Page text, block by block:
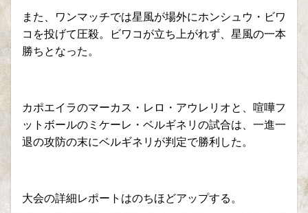
また、ワンマッチでは星風が場外にホンシュウ・ビワ
コを投げて圧殺。ビワコが立ち上がれず、星風の一本
勝ちとなった。
カポエイラのマーカス・レロ・アウレリオと、喧嘩フ
ットボールのミケーレ・ベルギネリの試合は、一進一
退の攻防の末にベルギネリが判定で勝利した。
大会の詳細レポートはのちほどアップする。